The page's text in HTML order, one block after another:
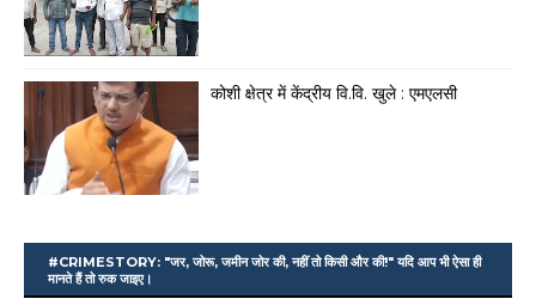
कोशी क्षेत्र में केंद्रीय वि.वि. खुले : एमएलसी
#CRIMESTORY: "जर, जोरू, जमीन जोर की, नहीं तो किसी और की!" यदि आप भी ऐसा ही
मानते हैं तो रुक जाइए।